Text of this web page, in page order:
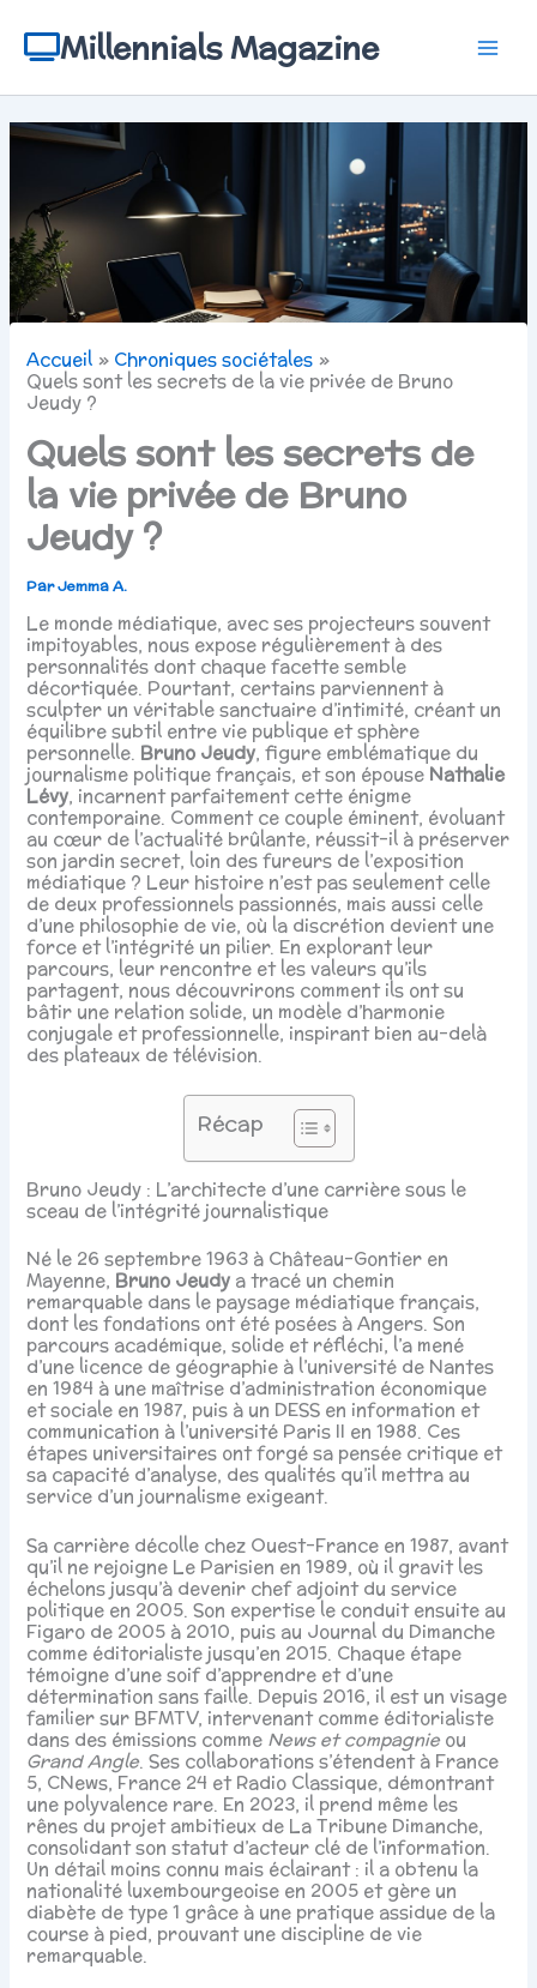
contenuMillennials Magazine
Accueil
Chroniques sociétales
Quels sont les secrets de la vie privée de Bruno
Jeudy ?
Quels sont les secrets de
la vie privée de Bruno
Jeudy ?
ParJemma A.
Le monde médiatique, avec ses projecteurs souvent
impitoyables, nous expose régulièrement à des
personnalités dont chaque facette semble
décortiquée. Pourtant, certains parviennent à
sculpter un véritable sanctuaire d’intimité, créant un
équilibre subtil entre vie publique et sphère
personnelle. Bruno Jeudy, figure emblématique du
journalisme politique français, et son épouse Nathalie
Lévy, incarnent parfaitement cette énigme
contemporaine. Comment ce couple éminent, évoluant
au cœur de l’actualité brûlante, réussit-il à préserver
son jardin secret, loin des fureurs de l’exposition
médiatique ? Leur histoire n’est pas seulement celle
de deux professionnels passionnés, mais aussi celle
d’une philosophie de vie, où la discrétion devient une
force et l’intégrité un pilier. En explorant leur
parcours, leur rencontre et les valeurs qu’ils
partagent, nous découvrirons comment ils ont su
bâtir une relation solide, un modèle d’harmonie
conjugale et professionnelle, inspirant bien au-delà
des plateaux de télévision.
Récap
Bruno Jeudy : L’architecte d’une carrière sous le
sceau de l’intégrité journalistique
Né le 26 septembre 1963 à Château-Gontier en
Mayenne, Bruno Jeudy a tracé un chemin
remarquable dans le paysage médiatique français,
dont les fondations ont été posées à Angers. Son
parcours académique, solide et réfléchi, l’a mené
d’une licence de géographie à l’université de Nantes
en 1984 à une maîtrise d’administration économique
et sociale en 1987, puis à un DESS en information et
communication à l’université Paris II en 1988. Ces
étapes universitaires ont forgé sa pensée critique et
sa capacité d’analyse, des qualités qu’il mettra au
service d’un journalisme exigeant.
Sa carrière décolle chez Ouest-France en 1987, avant
qu’il ne rejoigne Le Parisien en 1989, où il gravit les
échelons jusqu’à devenir chef adjoint du service
politique en 2005. Son expertise le conduit ensuite au
Figaro de 2005 à 2010, puis au Journal du Dimanche
comme éditorialiste jusqu’en 2015. Chaque étape
témoigne d’une soif d’apprendre et d’une
détermination sans faille. Depuis 2016, il est un visage
familier sur BFMTV, intervenant comme éditorialiste
dans des émissions comme News et compagnieou
Grand Angle. Ses collaborations s’étendent à France
5, CNews, France 24 et Radio Classique, démontrant
une polyvalence rare. En 2023, il prend même les
rênes du projet ambitieux de La Tribune Dimanche,
consolidant son statut d’acteur clé de l’information.
Un détail moins connu mais éclairant : il a obtenu la
nationalité luxembourgeoise en 2005 et gère un
diabète de type 1 grâce à une pratique assidue de la
course à pied, prouvant une discipline de vie
remarquable.